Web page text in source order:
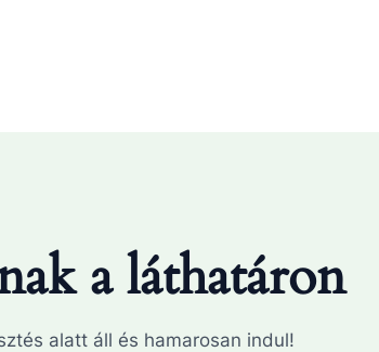
a láthatáron
alatt áll és hamarosan indul!